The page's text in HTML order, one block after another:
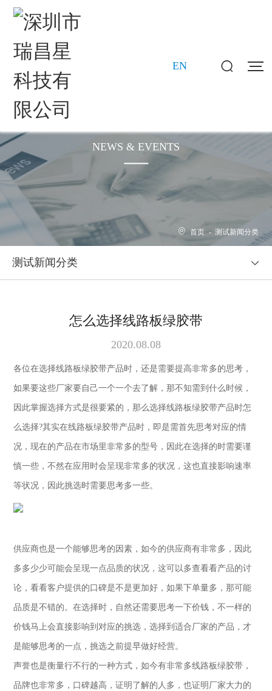
EN
NEWS & EVENTS
首页 - 测试新闻分类
测试新闻分类
怎么选择线路板绿胶带
2020.08.08
各位在选择线路板绿胶带产品时，还是需要提高非常多的思考，
如果要这些厂家要自己一个一个去了解，那不知需到什么时候，
因此掌握选择方式是很要紧的，那么选择线路板绿胶带产品时怎
么选择?其实在线路板绿胶带产品时，即是需首先思考对应的情
况，现在的产品在市场里非常多的型号，因此在选择的时需要谨
慎一些，不然在应用时会呈现非常多的状况，这也直接影响速率
等状况，因此挑选时需要思考多一些。
供应商也是一个能够思考的因素，如今的供应商有非常多，因此
多多少少可能会呈现一点品质的状况，这可以多查看看产品的讨
论，看看客户提供的口碑是不是更加好，如果下单量多，那可能
品质是不错的。在选择时，自然还需要思考一下价钱，不一样的
价钱马上会直接影响到对应的挑选，选择到适合厂家的产品，才
是能够思考的一点，挑选之前提早做好经营。
声誉也是衡量行不行的一种方式，如今有非常多线路板绿胶带，
品牌也非常多，口碑越高，证明了解的人多，也证明厂家大力的